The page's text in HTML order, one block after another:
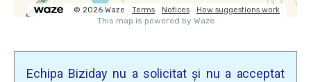
Echipa Biziday nu a solicitat și nu a acceptat